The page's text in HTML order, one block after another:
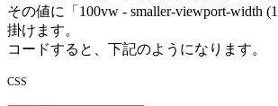
その値に「100vw - smaller-viewport-width
掛けます。
コードすると、下記のようになります。
CSS